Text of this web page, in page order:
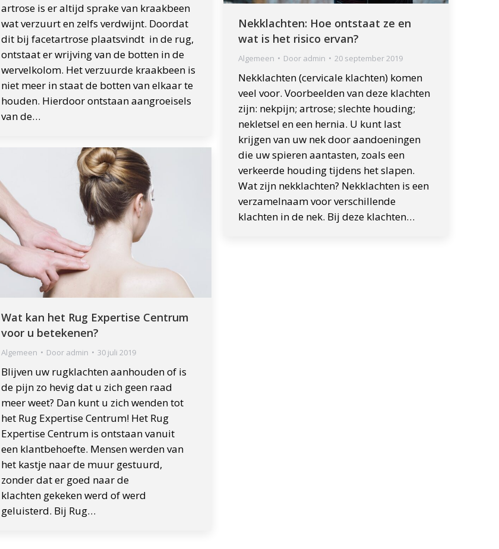
artrose is er altijd sprake van kraakbeen
wat verzuurt en zelfs verdwijnt. Doordat
dit bij facetartrose plaatsvindt in de rug,
ontstaat er wrijving van de botten in de
wervelkolom. Het verzuurde kraakbeen is
niet meer in staat de botten van elkaar te
houden. Hierdoor ontstaan aangroeisels
van de…
Nekklachten: Hoe ontstaat ze en
wat is het risico ervan?
Algemeen Door admin 20 september 2019
Nekklachten (cervicale klachten) komen
veel voor. Voorbeelden van deze klachten
zijn: nekpijn; artrose; slechte houding;
nekletsel en een hernia. U kunt last
krijgen van uw nek door aandoeningen
die uw spieren aantasten, zoals een
verkeerde houding tijdens het slapen.
Wat zijn nekklachten? Nekklachten is een
verzamelnaam voor verschillende
klachten in de nek. Bij deze klachten…
Wat kan het Rug Expertise Centrum
voor u betekenen?
Algemeen Door admin 30 juli 2019
Blijven uw rugklachten aanhouden of is
de pijn zo hevig dat u zich geen raad
meer weet? Dan kunt u zich wenden tot
het Rug Expertise Centrum! Het Rug
Expertise Centrum is ontstaan vanuit
een klantbehoefte. Mensen werden van
het kastje naar de muur gestuurd,
zonder dat er goed naar de
klachten gekeken werd of werd
geluisterd. Bij Rug…